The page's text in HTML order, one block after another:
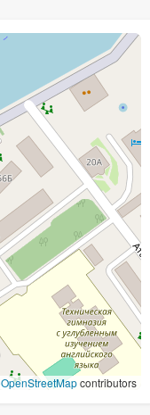
OpenStreetMapcontributors